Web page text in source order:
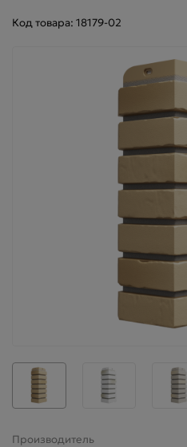
Код товара: 18179-02
Производитель